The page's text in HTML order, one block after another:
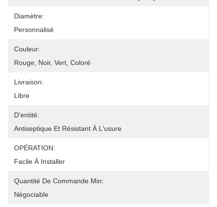
Diamètre:
Personnalisé
Couleur:
Rouge, Noir, Vert, Coloré
Livraison:
Libre
D'entité:
Antiseptique Et Résistant À L'usure
OPÉRATION:
Facile À Installer
Quantité De Commande Min:
Négociable